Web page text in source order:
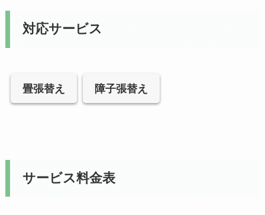
対応サービス
畳張替え 障子張替え
サービス料金表